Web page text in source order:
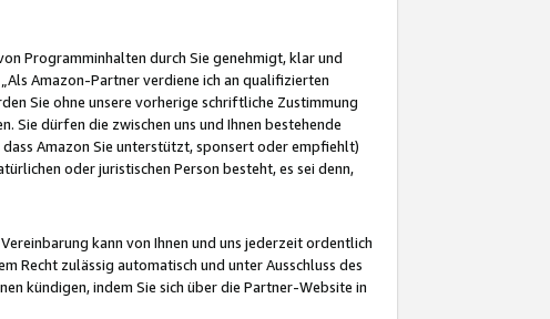
Programminhalten durch Sie genehmigt, klar und
Amazon-Partner verdiene ich an qualifizierten
Sie ohne unsere vorherige schriftliche Zustimmung
Sie dürfen die zwischen uns und Ihnen bestehende
Amazon Sie unterstützt, sponsert oder empfiehlt)
oder juristischen Person besteht, es sei denn,
kann von Ihnen und uns jederzeit ordentlich
Recht zulässig automatisch und unter Ausschluss des
kündigen, indem Sie sich über die Partner-Website in